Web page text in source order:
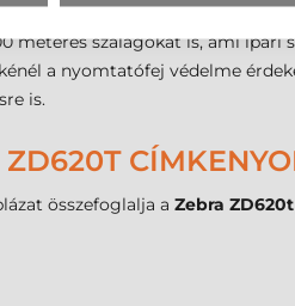
termál transzfereljárással is
méteres szalagokat is, ami
a nyomtatófej védelme
is.
összefoglalja a Zebra ZD620t